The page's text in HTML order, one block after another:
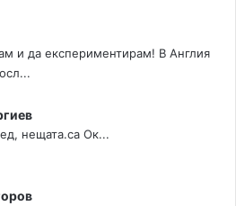
и да експериментирам! В Англия
нещата.са Ок...